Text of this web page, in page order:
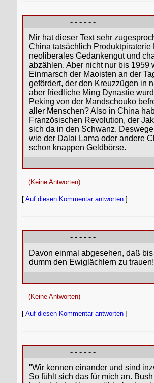
- - - - - -
Mir hat dieser Text sehr
China tatsächlich
neoliberales Gedankengut und
abzählen. Aber nicht nur bis 1959
Einmarsch der Maoisten an der
gefördert, der den Kreuzzügen in
aber friedliche Ming Dynastie
Peking von der Mandschouko
aller Menschen? Also in China
Französischen Revolution, der
sich da in den Schwanz.
wie der Dalai Lama oder andere
schon knappen Geldbörse.
(Keine Antworten)
[ Auf diesen Kommentar antworten ]
- - - - - -
Davon einmal abgesehen, daß
dumm den Ewiglächlern zu trauen!
(Keine Antworten)
[ Auf diesen Kommentar antworten ]
- - - - - -
"Wir kennen einander und sind
So fühlt sich das für mich an.